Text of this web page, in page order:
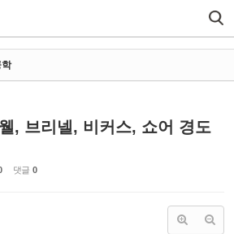
, 브리넬, 비커스, 쇼어 경도
댓글 0